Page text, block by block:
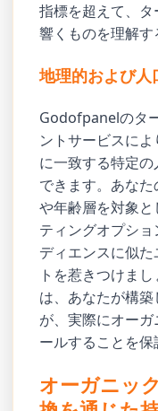
指標を超えて、
響くものを理解す
地理的および
Godofpanelのタ
ントサービスに
に一致する特定
できます。あな
や年齢層を対象
ティングオプシ
ディエンスに似
トを惹きつけま
は、あなたが構
が、実際にオー
ールすることを保
オーガニッ